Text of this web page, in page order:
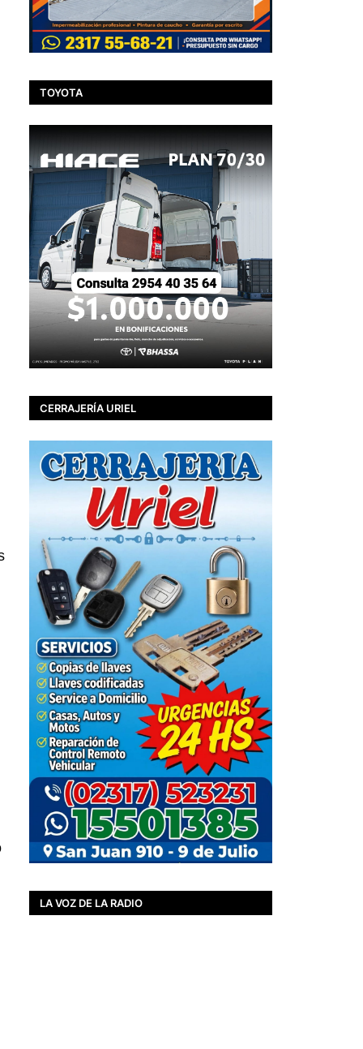
TOYOTA
CERRAJERÍA URIEL
LA VOZ DE LA RADIO